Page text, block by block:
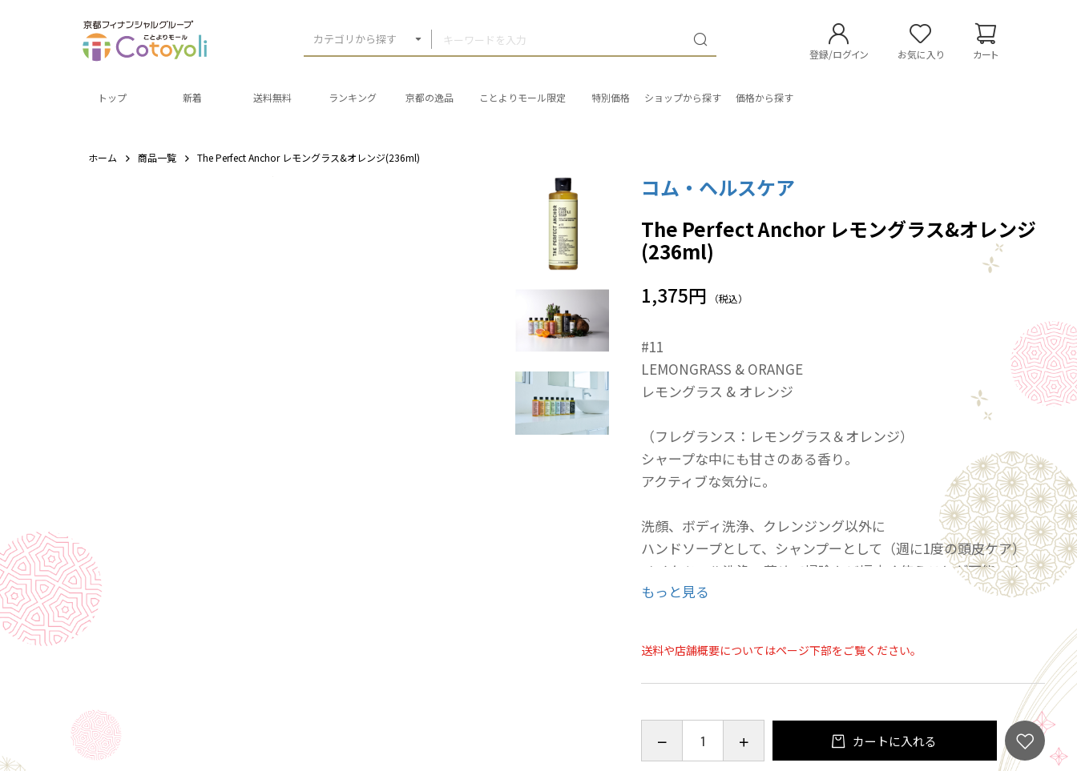
カテゴリから探す
登録/ログイン お気に入り カート
トップ 新着 送料無料 ランキング 京都の逸品 ことよりモール限定 特別価格 ショップから探す 価格から探す
ホーム 商品一覧 The Perfect Anchor レモングラス&オレンジ(236ml)
コム・ヘルスケア
The Perfect Anchor レモングラス&オレンジ
(236ml)
1,375円 （税込）
#11
LEMONGRASS & ORANGE
レモングラス & オレンジ
（フレグランス：レモングラス＆オレンジ）
シャープな中にも甘さのある香り。
アクティブな気分に。
洗顔、ボディ洗浄、クレンジング以外に
ハンドソープとして、シャンプーとして（週に1度の頭皮ケア）
メイクツール洗浄、薄めて掃除など幅広く使うことが可能です。
https://theperfectanchor.jp/16ways/
もっと見る
送料や店舗概要についてはページ下部をご覧ください。
カートに入れる